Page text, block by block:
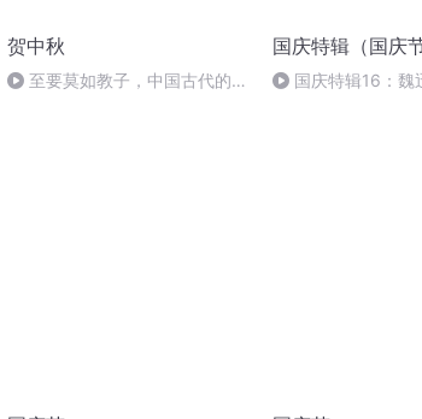
贺中秋
至要莫如教子，中国古代的家
国庆特辑（国庆
国庆特辑16：魏